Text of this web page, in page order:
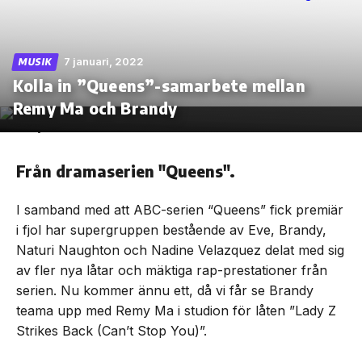
Skip
the
MUSIK 7 januari, 2022
Kolla in ”Queens”-samarbete mellan
Remy Ma och Brandy
Från dramaserien "Queens".
I samband med att ABC-serien “Queens” fick premiär
i fjol har supergruppen bestående av Eve, Brandy,
Naturi Naughton och Nadine Velazquez delat med sig
av fler nya låtar och mäktiga rap-prestationer från
serien. Nu kommer ännu ett, då vi får se Brandy
teama upp med Remy Ma i studion för låten ”Lady Z
Strikes Back (Can’t Stop You)”.